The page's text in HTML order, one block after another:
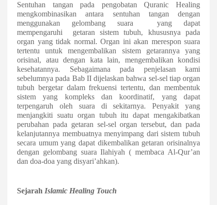
Sentuhan tangan pada pengobatan Quranic Healing
mengkombinasikan antara sentuhan tangan dengan
menggunakan gelombang suara
yang dapat
mempengaruhi
getaran sistem tubuh, khususnya pada
organ yang tidak normal. Organ ini akan merespon suara
tertentu untuk mengembalikan sistem getarannya yang
orisinal, atau dengan kata lain, mengembalikan kondisi
kesehatannya. Sebagaimana pada penjelasan kami
sebelumnya pada Bab II dijelaskan bahwa sel-sel tiap organ
tubuh bergetar dalam frekuensi tertentu, dan membentuk
sistem yang kompleks dan koordinatif, yang dapat
terpengaruh oleh suara di sekitarnya. Penyakit yang
menjangkiti suatu organ tubuh itu dapat mengakibatkan
perubahan pada getaran sel-sel organ tersebut, dan pada
kelanjutannya membuatnya menyimpang dari sistem tubuh
secara umum yang dapat dikembalikan getaran orisinalnya
dengan gelombang suara Ilahiyah ( membaca Al-Qur’an
dan doa-doa yang disyari’ahkan).
Sejarah Islamic Healing Touch